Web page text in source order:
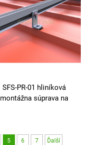
SFS-PR-01 hliníková
montážna súprava na
5 6 7 Ďalší